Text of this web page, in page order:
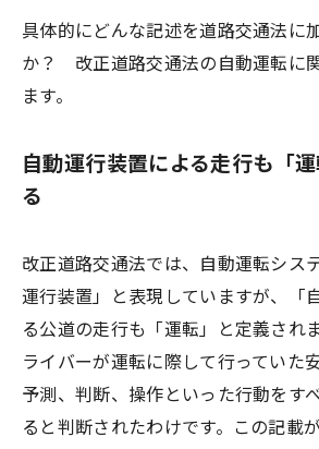
具体的にどんな記述を道路交通法に
か？ 改正道路交通法の自動運転に
ます。
自動運行装置による走行も「
る
改正道路交通法では、自動運転シス
運行装置」と表現していますが、「
る公道の走行も「運転」と定義され
ライバーが運転に際して行っていた
予測、判断、操作といった行動をす
ると判断されたわけです。この記載